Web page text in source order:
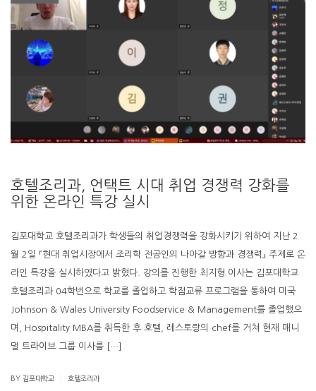
호텔조리과, 언택트 시대 취업 경쟁력 강화를
위한 온라인 특강 실시
김포대학교 호텔조리과가 학생들의 취업경쟁력을 강화시키기 위하여 지난 2
월 2일 『현대 취업시장에서 조리학 전공인의 나아갈 방향과 경쟁력』 주제로 온
라인 특강을 실시하였다고 밝혔다. 강의를 진행한 최지형 이사는 김포대학교
호텔조리과 04학번으로 학교를 졸업하고 학점교류 프로그램을 통하여 미국
Johnson & Wales University Foodservice & Management를 졸업했으
며, Hospitality MBA를 취득한 후 호텔, 레스토랑의 chef를 거쳐 현재 매니
멀 트라이브 그룹 이사를 […]
BY 김포대학교 호텔조리과